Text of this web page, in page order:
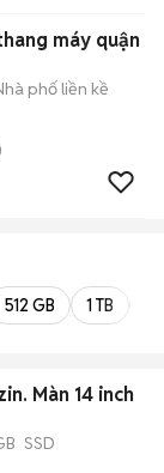
máy quận
phố liền kề
512 GB 1 TB
Màn 14 inch
SSD